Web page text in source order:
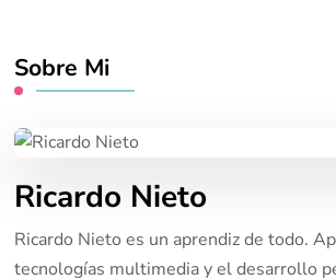
Sobre Mi
Ricardo Nieto
Ricardo Nieto es un aprendiz de todo.
tecnologías multimedia y el desarrollo